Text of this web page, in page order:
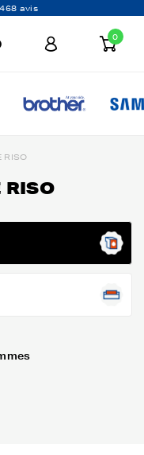
avis
0
RISO
RISO